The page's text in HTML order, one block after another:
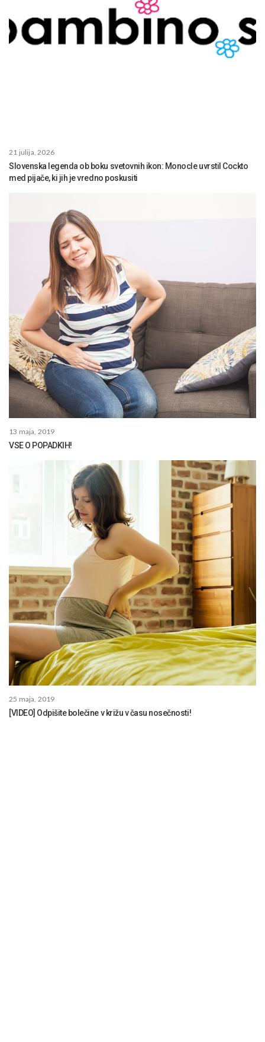
21 julija, 2026
Slovenska legenda ob boku svetovnih ikon: Monocle uvrstil Cockto
med pijače, ki jih je vredno poskusiti
13 maja, 2019
VSE O POPADKIH!
25 maja, 2019
[VIDEO] Odpišite bolečine v križu v času nosečnosti!